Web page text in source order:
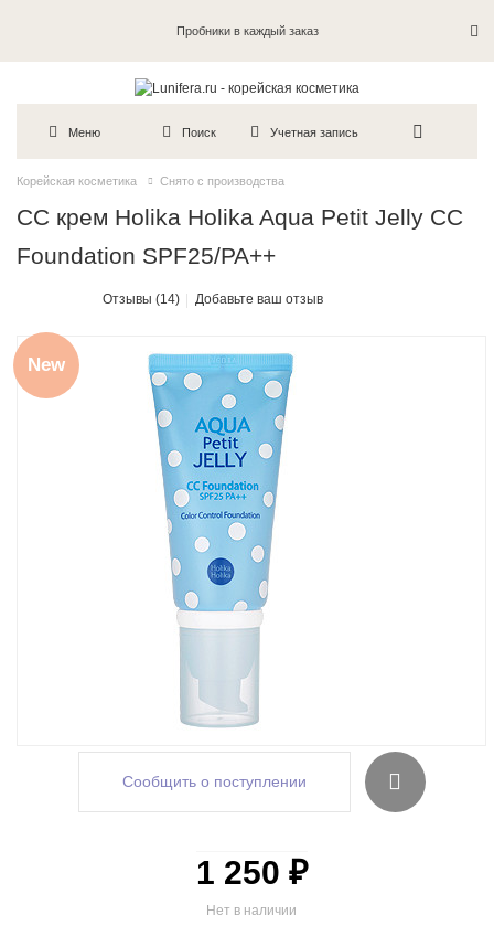
Пробники в каждый заказ
Меню Поиск Учетная запись
Корейская косметика Снято с производства
СС крем Holika Holika Aqua Petit Jelly CC
Foundation SPF25/PA++
Отзывы (14) Добавьте ваш отзыв
New
Сообщить о поступлении
Нет в наличии
1 250 ₽